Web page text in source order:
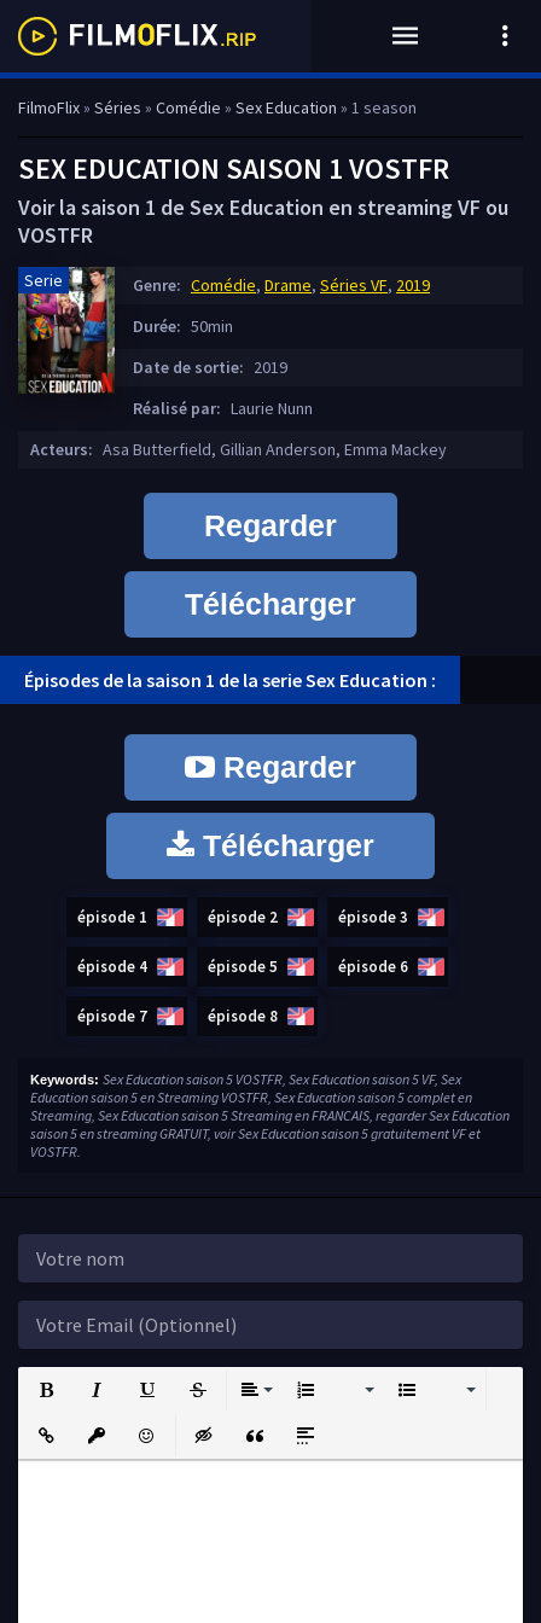
FilmoFlix» Séries » Comédie » Sex Education » 1 season
SEX EDUCATION SAISON 1 VOSTFR
Voir la saison 1 de Sex Education en streaming VF ou
VOSTFR
Serie Genre: Comédie, Drame, Séries VF, 2019
Durée: 50min
Date de sortie: 2019
Réalisé par: Laurie Nunn
Acteurs: Asa Butterfield, Gillian Anderson, Emma Mackey
Regarder
Télécharger
Épisodes de la saison 1 de la serie Sex Education :
Regarder
Télécharger
épisode 1 épisode 2 épisode 3
épisode 4 épisode 5 épisode 6
épisode 7 épisode 8
Keywords: Sex Education saison 5 VOSTFR, Sex Education saison 5 VF, Sex
Education saison 5 en Streaming VOSTFR, Sex Education saison 5 complet en
Streaming, Sex Education saison 5 Streaming en FRANCAIS, regarder Sex Education
saison 5 en streaming GRATUIT, voir Sex Education saison 5 gratuitement VF et
VOSTFR.
Strikethrough
Insert LinkInsert protected link
EmoticonsInsert hidden text
Insert QuoteInsert spoiler